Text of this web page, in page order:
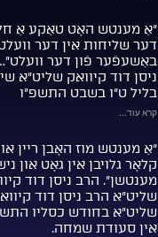
“אַ מענטש האָט טאַקע אַ
דער שליחות אין דער
באַשעפֿער פֿון דער
ניסן דוד קיוואק שליט”א
בליל ט”ו בשבט התשפ”ו
קרא עוד...
“אַ מענטש מוז האָבן ריין
קלאָר גלויבן אין גאָט און
מענטשן”. הרב ניסן דוד
שליט”א הרב ניסן דוד
שליט”א בחודש כסליו
אין סעודת שמחה.